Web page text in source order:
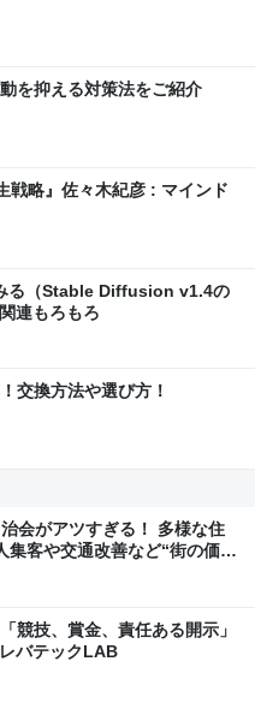
を抑える対策法をご紹介
戦略』佐々木紀彦 : マインド
る（Stable Diffusion v1.4の
連もろもろ
交換方法や選び方！
会がアツすぎる！ 多様な住
集客や交通改善など“街の価値
技、賞金、責任ある開示」
バテックLAB